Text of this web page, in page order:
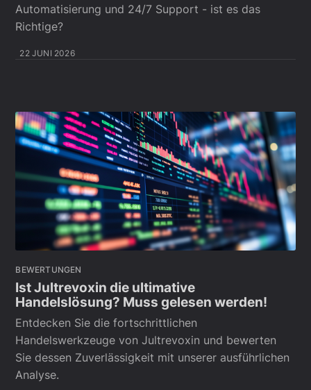
Automatisierung und 24/7 Support - ist es das
Richtige?
22 JUNI 2026
BEWERTUNGEN
Ist Jultrevoxin die ultimative
Handelslösung? Muss gelesen werden!
Entdecken Sie die fortschrittlichen
Handelswerkzeuge von Jultrevoxin und bewerten
Sie dessen Zuverlässigkeit mit unserer ausführlichen
Analyse.